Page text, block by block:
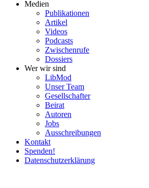
Medien
Publi­ka­tionen
Artikel
Videos
Podcasts
Zwischenrufe
Dossiers
Wer wir sind
LibMod
Unser Team
Gesell­schafter
Beirat
Autoren
Jobs
Ausschrei­bungen
Kontakt
Spenden!
Daten­schutz­er­klärung